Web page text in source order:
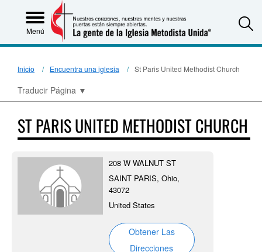
Menú
Inicio Encuentra una iglesia St Paris United Methodist Church
Traducir Página ▼
ST PARIS UNITED METHODIST CHURCH
208 W WALNUT ST
SAINT PARIS, Ohio,
43072
United States
Obtener Las
Direcciones